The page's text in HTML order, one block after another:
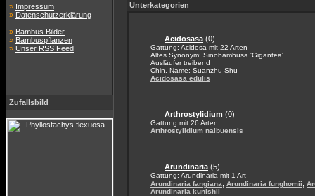
» Impressum
» Datenschutzerklärung
» Bambus Bilder
» Bambuspflanzen
» Unser RSS Feed
Zufallsbild
Unterkategorien
Acidosasa (0)
Gattung: Acidosa mit 22 Arten
Altes Synonym: Sinobambusa 'Gigantea'
Ausläufer treibend
Chin. Name: Suanzhu Shu
Acidosasa edulis
Arthrostylidium (0)
Gattung mit 26 Arten
Arthrostylidium naibuensis
Arundinaria (5)
Gattung: Arundinaria mit 1 Art
Arundinaria fangiana
Arundinaria funghomii
Arundinaria kunishii